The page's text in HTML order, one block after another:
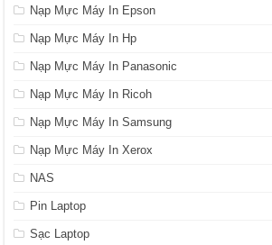
Nạp Mực Máy In Epson
Nạp Mực Máy In Hp
Nạp Mực Máy In Panasonic
Nạp Mực Máy In Ricoh
Nạp Mực Máy In Samsung
Nạp Mực Máy In Xerox
NAS
Pin Laptop
Sạc Laptop